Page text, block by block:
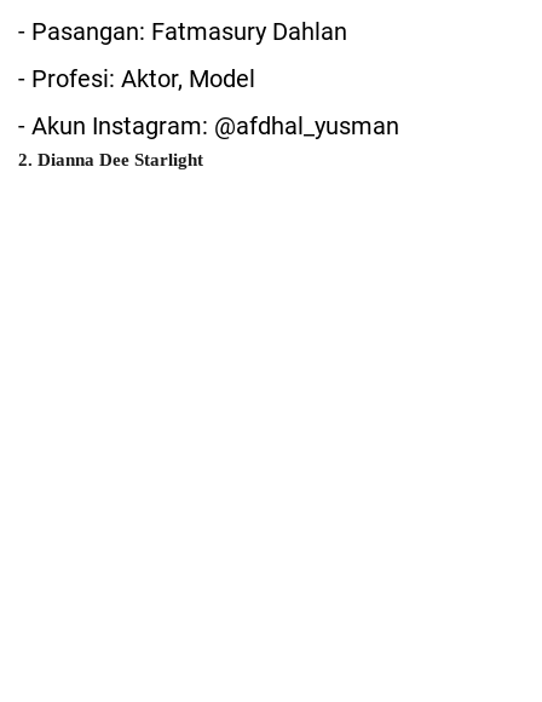
- Pasangan: Fatmasury Dahlan
- Profesi: Aktor, Model
- Akun Instagram: @afdhal_yusman
2. Dianna Dee Starlight